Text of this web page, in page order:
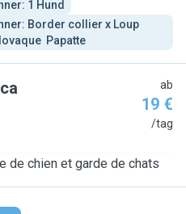
1 Hund
Border collier x Loup
Papatte
ab
19 €
/tag
de chien et garde de chats